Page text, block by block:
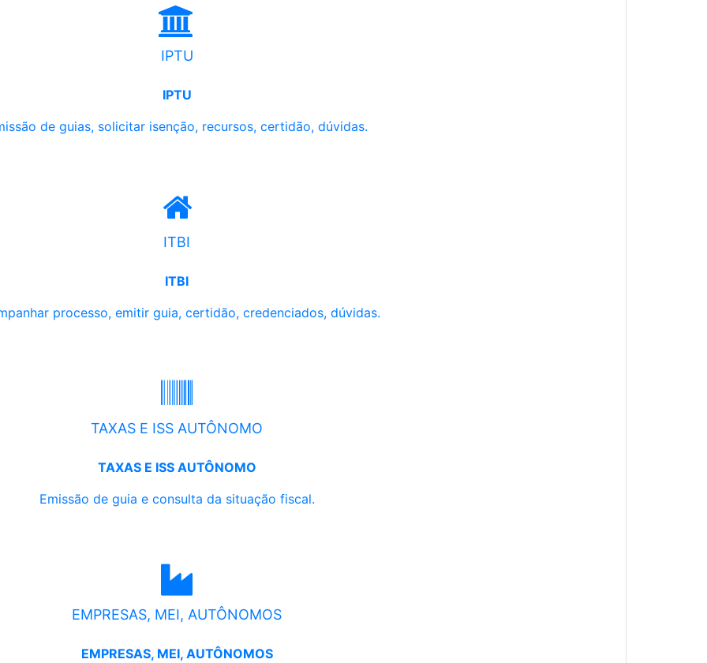
IPTU
IPTU
de guias, solicitar isenção, recursos, certidão, dúvidas.
ITBI
ITBI
processo, emitir guia, certidão, credenciados, dúvidas.
TAXAS E ISS AUTÔNOMO
TAXAS E ISS AUTÔNOMO
Emissão de guia e consulta da situação fiscal.
EMPRESAS, MEI, AUTÔNOMOS
EMPRESAS, MEI, AUTÔNOMOS